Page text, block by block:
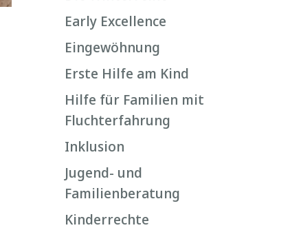
Early Excellence
Eingewöhnung
Erste Hilfe am Kind
Hilfe für Familien mit
Fluchterfahrung
Inklusion
Jugend- und
Familienberatung
Kinderrechte